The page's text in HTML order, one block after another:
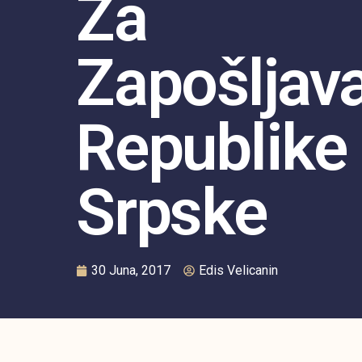
Za
Republike
Srpske
30 Juna, 2017 Edis Velicanin